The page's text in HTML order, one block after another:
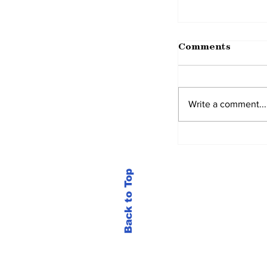
Comments
Write a comment...
Back to Top